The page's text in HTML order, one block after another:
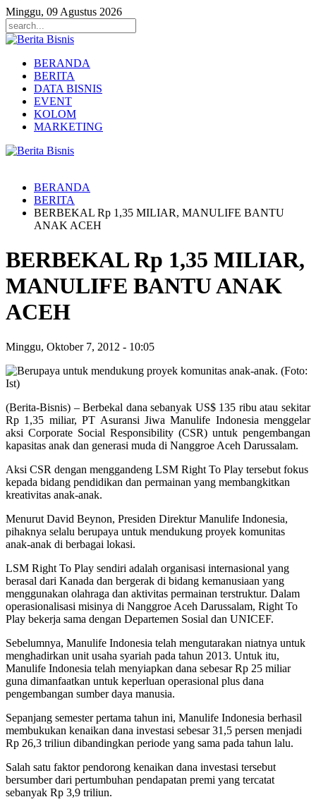
Minggu, 09 Agustus 2026
BERANDA
BERITA
DATA BISNIS
EVENT
KOLOM
MARKETING
BERANDA
BERITA
BERBEKAL Rp 1,35 MILIAR, MANULIFE BANTU
ANAK ACEH
BERBEKAL Rp 1,35 MILIAR,
MANULIFE BANTU ANAK
ACEH
Minggu, Oktober 7, 2012 - 10:05
(Berita-Bisnis) – Berbekal dana sebanyak US$ 135 ribu atau sekitar
Rp 1,35 miliar, PT Asuransi Jiwa Manulife Indonesia menggelar
aksi Corporate Social Responsibility (CSR) untuk pengembangan
kapasitas anak dan generasi muda di Nanggroe Aceh Darussalam.
Aksi CSR dengan menggandeng LSM Right To Play tersebut fokus
kepada bidang pendidikan dan permainan yang membangkitkan
kreativitas anak-anak.
Menurut David Beynon, Presiden Direktur Manulife Indonesia,
pihaknya selalu berupaya untuk mendukung proyek komunitas
anak-anak di berbagai lokasi.
LSM Right To Play sendiri adalah organisasi internasional yang
berasal dari Kanada dan bergerak di bidang kemanusiaan yang
menggunakan olahraga dan aktivitas permainan terstruktur. Dalam
operasionalisasi misinya di Nanggroe Aceh Darussalam, Right To
Play bekerja sama dengan Departemen Sosial dan UNICEF.
Sebelumnya, Manulife Indonesia telah mengutarakan niatnya untuk
menghadirkan unit usaha syariah pada tahun 2013. Untuk itu,
Manulife Indonesia telah menyiapkan dana sebesar Rp 25 miliar
guna dimanfaatkan untuk keperluan operasional plus dana
pengembangan sumber daya manusia.
Sepanjang semester pertama tahun ini, Manulife Indonesia berhasil
membukukan kenaikan dana investasi sebesar 31,5 persen menjadi
Rp 26,3 triliun dibandingkan periode yang sama pada tahun lalu.
Salah satu faktor pendorong kenaikan dana investasi tersebut
bersumber dari pertumbuhan pendapatan premi yang tercatat
sebanyak Rp 3,9 triliun.